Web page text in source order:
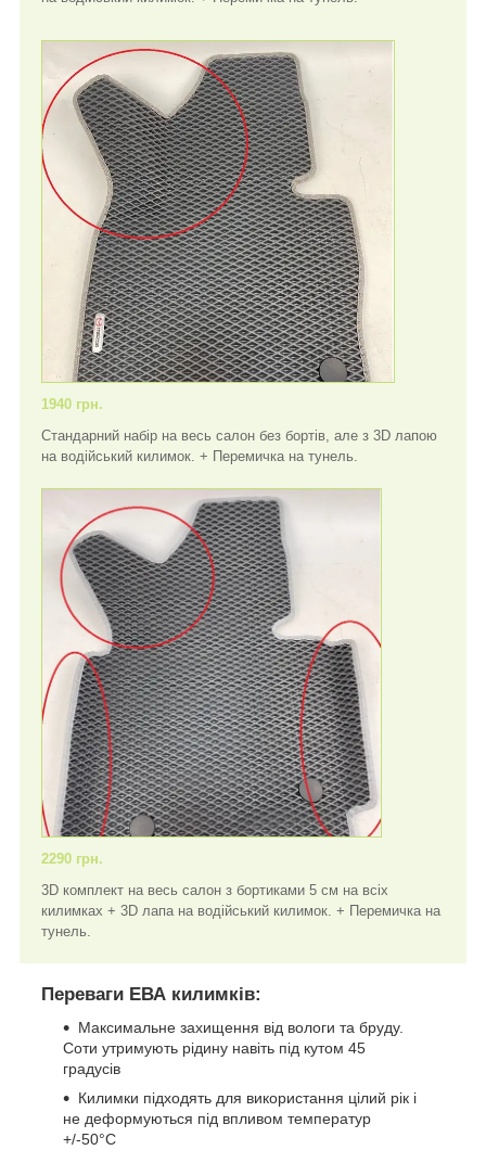
1940 грн.
Стандарний набір на весь салон без бортів, але з 3D лапою
на водійський килимок. + Перемичка на тунель.
2290 грн.
3D комплект на весь салон з бортиками 5 см на всіх
килимках + 3D лапа на водійський килимок. + Перемичка на
тунель.
Переваги ЕВА килимків:
Максимальне захищення від вологи та бруду.
Соти утримують рідину навіть під кутом 45
градусів
Килимки підходять для використання цілий рік і
не деформуються під впливом температур
+/-50°C